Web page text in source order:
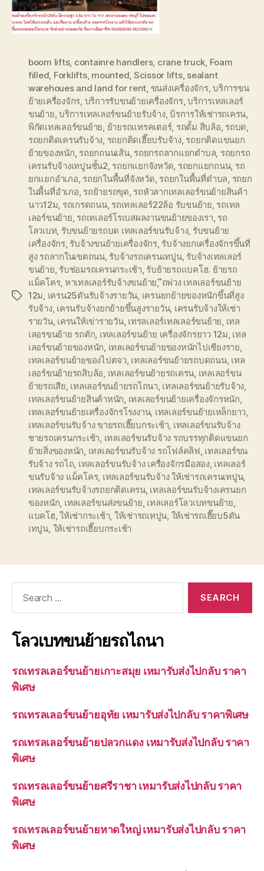
Tags
boom lifts, containre handlers, crane truck, Foam
filled, Forklifts, mounted, Scissor lifts, sealant
warehoues and land for rent, ขนส่งเครื่องจักร,บริการขน
ย้ายเครื่องจักร, บริการรับขนย้ายเครื่องจักร,บริการเทลเลอร์
ขนย้าย,บริการเทลเลอร์ขนย้ายรับจ้าง,บิรการให้เช่ารถเครน,
พิกัดเทลเลอร์ขนย้าย, ย้ายรถแทรคเตอร์, รถดั้ม สิบล้อ, รถบด,
รถยกติดเครนรับจ้าง, รถยกติดเฮี๊ยบรับจ้าง, รถยกติดแขนยก
ย้ายของหนัก, รถยกถนนเส้น, รถยกรถลากแยกตำบล, รถยกรถ
เครนรับจ้างเทปูนชั้น2, รถยกแยกจังหวัด, รถยกแยกถนน, รถ
ยกแยกอำเภอ, รถยกในพื้นที่จังหวัด, รถยกในพื้นที่ตำบล, รถยก
ในพื้นที่อำเภอ, รถย้ายรถขุด, รถหัวลากเทลเลอร์ขนย้ายสินค้า
นาว12ม, รถเกรดถนน, รถเทลเลอร์22ล้อ รับขนย้าย, รถเทล
เลอร์ขนย้าย, รถเทเลอร์โรเบสผลงานขนย้ายของเรา, รถ
โลวเบท, รับขนย้ายรถบด เทลเลอร์ขนรับจ้าง, รับขนย้าย
เครื่องจักร, รับจ้างขนย้ายเครื่องจักร, รับจ้างยกเครื่องจักรขึ้นที่
สูง รถลากในเขตถนน, รับจ้างรถเครนเทปูน, รับจ้างเทลเลอร์
ขนย้าย, รับช่อมรถเครนกระเช้า, รับย้ายรถแบคโฮ. ย้ายรถ
แม็คโคร, หาเทลเลอร์รับจ้างขนย้าย,ีถพ่วง เทลเลอร์ขนย้าย
12ม, เครน25ตันรับจ้างรายวัน, เครนยกย้ายของหนักขึ้นที่สูง
รับจ้าง, เครนรับจ้างยกย้ายขึ้นสูงรายวัน, เครนรับจ้างให้เช่า
รายวัน, เครนให้เข่ารายวัน, เทรลเลอร์เทลเลอร์ขนย้าย, เทล
เลอรขนย้าย รถตัก, เทลเลอร์ขนย้าย เครื่องจักรยาว 12ม, เทล
เลอร์ขนย้ายของหนัก, เทลเลอร์ขนย้ายของหนักไปเชียงราย,
เทลเลอร์ขนย้ายของไปตจว, เทลเลอร์ขนย้ายรถบดถนน, เทล
เลอร์ขนย้ายรถสิบล้อ, เทลเลอร์ขนย้ายรถเครน, เทลเลอร์ขน
ย้ายรถเสีย, เทลเลอร์ขนย้ายรถไถนา, เทลเลอร์ขนย้ายรับจ้าง,
เทลเลอร์ขนย้ายสินค้าหนัก, เทลเลอร์ขนย้ายเครื่องจักรหนัก,
เทลเลอร์ขนย้ายเครื่องจักรโรงงาน, เทลเลอร์ขนย้ายเหล็กยาว,
เทลเลอร์ขนรับจ้าง ขายรถเฮี๊ยบกระเช้า, เทลเลอร์ขนรับจ้าง
ชายรถเครนกระเช้า, เทลเลอร์ขนรับจ้าง รถบรรทุกติดแขนยก
ย้ายสิ่งของหนัก, เทลเลอร์ขนรับจ้าง รถโฟล์คลิฟ, เทลเลอร์ขน
รับจ้าง รถไถ, เทลเลอร์ขนรับจ้าง เครื่องจักรมือสอง, เทลเลอร์
ขนรับจ้าง แม็คโคร, เทลเลอร์ขนรับจ้าง ให้เช่ารถเครนเทปูน,
เทลเลอร์ขนรับจ้างรถยกติดเครน, เทลเลอร์ขนรับจ้างเครนยก
ของหนัก, เทลเลอร์ขนส่งขนย้าย, เทลเลอร์โลวเบทขนย้าย,
แบคโฮ,ให้เช่ากระเช้า, ให้เช่ารถเทปูน, ให้เช่ารถเฮี๊ยบ5ตัน
เทปูน, ให้เช่ารถเฮี๊ยบกระเช้า
โลวเบทขนย้ายรถไถนา
รถเทรลเลอร์ขนย้ายเกาะสมุย เหมารับส่งไปกลับ ราคา
พิเศษ
รถเทรลเลอร์ขนย้ายอุทัย เหมารับส่งไปกลับ ราคาพิเศษ
รถเทรลเลอร์ขนย้ายปลวกแดง เหมารับส่งไปกลับ ราคา
พิเศษ
รถเทรลเลอร์ขนย้ายศรีราชา เหมารับส่งไปกลับ ราคา
พิเศษ
รถเทรลเลอร์ขนย้ายหาดใหญ่ เหมารับส่งไปกลับ ราคา
พิเศษ